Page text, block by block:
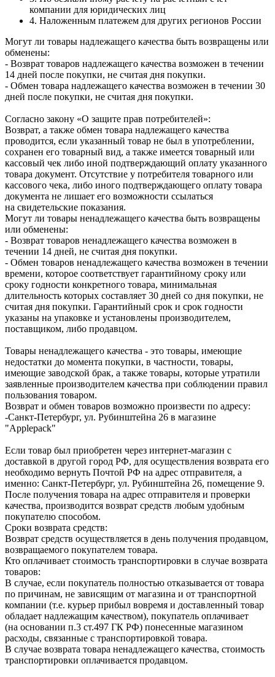
компании для юридических лиц
4. Наложенным платежем для других регионов России
Могут ли товары надлежащего качества быть возвращены или
обменены:
- Возврат товаров надлежащего качества возможен в течении
14 дней после покупки, не считая дня покупки.
- Обмен товара надлежащего качества возможен в течении 30
дней после покупки, не считая дня покупки.
Согласно закону «О защите прав потребителей»:
Возврат, а также обмен товара надлежащего качества
проводится, если указанный товар не был в употреблении,
сохранен его товарный вид, а также имеется товарный или
кассовый чек либо иной подтверждающий оплату указанного
товара документ. Отсутствие у потребителя товарного или
кассового чека, либо иного подтверждающего оплату товара
документа не лишает его возможности ссылаться
на свидетельские показания.
Могут ли товары ненадлежащего качества быть возвращены
или обменены:
- Возврат товаров ненадлежащего качества возможен в
течении 14 дней, не считая дня покупки.
- Обмен товаров ненадлежащего качества возможен в течении
времени, которое соответствует гарантийному сроку или
сроку годности конкретного товара, минимальная
длительность которых составляет 30 дней со дня покупки, не
считая дня покупки. Гарантийный срок и срок годности
указаны на упаковке и установлены производителем,
поставщиком, либо продавцом.
Товары ненадлежащего качества - это товары, имеющие
недостатки до момента покупки, в частности, товары,
имеющие заводской брак, а также товары, которые утратили
заявленные производителем качества при соблюдении правил
пользования товаром.
Возврат и обмен товаров возможно произвести по адресу:
-Санкт-Петербург, ул. Рубинштейна 26 в магазине
"Applepack"
Если товар был приобретен через интернет-магазин с
доставкой в другой город РФ, для осуществления возврата его
необходимо вернуть Почтой РФ на адрес отправителя, а
именно: Санкт-Петербург, ул. Рубинштейна 26, помещение 9.
После получения товара на адрес отправителя и проверки
качества, производится возврат средств любым удобным
покупателю способом.
Сроки возврата средств:
Возврат средств осуществляется в день получения продавцом,
возвращаемого покупателем товара.
Кто оплачивает стоимость транспортировки в случае возврата
товаров:
В случае, если покупатель полностью отказывается от товара
по причинам, не зависящим от магазина и от транспортной
компании (т.е. курьер прибыл вовремя и доставленный товар
обладает надлежащим качеством), покупатель оплачивает
(на основании п.3 ст.497 ГК РФ) понесенные магазином
расходы, связанные с транспортировкой товара.
В случае возврата товара ненадлежащего качества, стоимость
транспортировки оплачивается продавцом.